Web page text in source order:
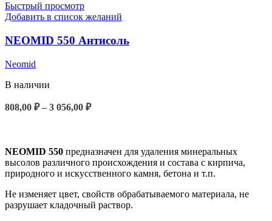
Быстрый просмотр
Добавить в список желаний
NEOMID 550 Антисоль
Neomid
В наличии
808,00 ₽ – 3 056,00 ₽
NEOMID 550 предназначен для удаления минеральных
высолов различного происхождения и состава с кирпича,
природного и искусственного камня, бетона и т.п.
Не изменяет цвет, свойств обрабатываемого материала, не
разрушает кладочный раствор.